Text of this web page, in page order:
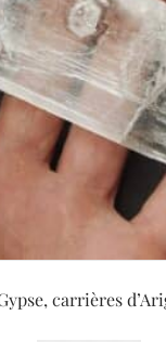
carrières